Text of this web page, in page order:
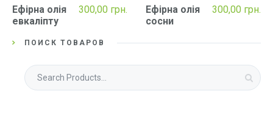
Ефірна олія
евкаліпту
300,00 грн.
Ефірна олія
сосни
300,00 грн.
ПОИСК ТОВАРОВ
Шукати: